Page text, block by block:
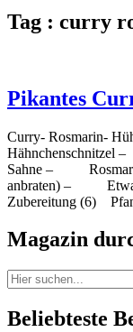
Tag : curry
Pikantes
Curry- Rosmarin-
Sahne –
anbraten) – Etwas
Zubereitung (6)
Magazin
Beliebteste